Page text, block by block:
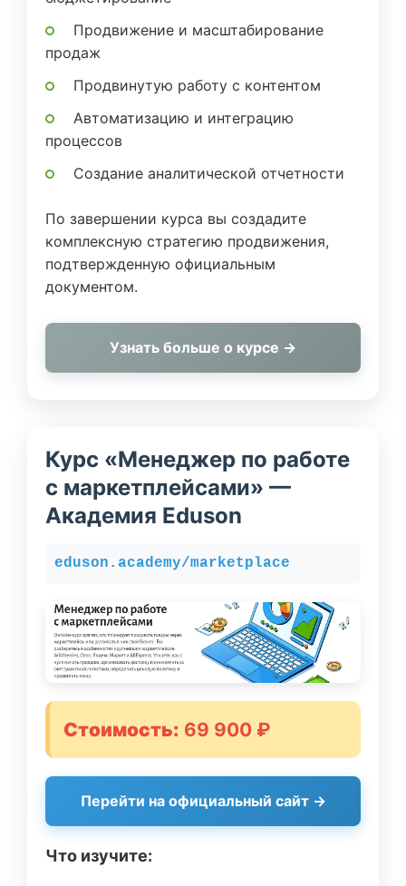
Продвижение и масштабирование
продаж
Продвинутую работу с контентом
Автоматизацию и интеграцию
процессов
Создание аналитической отчетности
По завершении курса вы создадите
комплексную стратегию продвижения,
подтвержденную официальным
документом.
Узнать больше о курсе →
Курс «Менеджер по работе
с маркетплейсами» —
Академия Eduson
eduson.academy/marketplace
Стоимость: 69 900 ₽
Перейти на официальный сайт →
Что изучите: